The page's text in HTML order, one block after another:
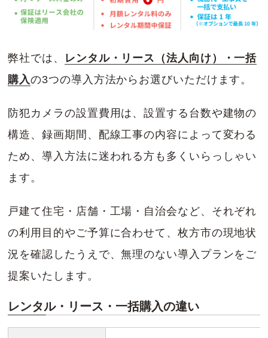
弊社では、
レンタル・リース（法人向け）・一括
購入の3つの導入方法からお選びいただけます。
防犯カメラの設置費用は、設置する台数や建物の
構造、録画期間、配線工事の内容によって変わる
ため、導入方法に迷われる方も多くいらっしゃい
ます。
戸建て住宅・店舗・工場・自治会など、それぞれ
の利用目的やご予算に合わせて、枚方市の現地状
況を確認したうえで、無理のない導入プランをご
提案いたします。
レンタル・リース・一括購入の違い